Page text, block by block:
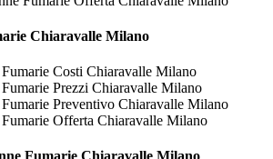
Chiaravalle Milano
Costi Chiaravalle Milano
Prezzi Chiaravalle Milano
Preventivo Chiaravalle Milano
Offerta Chiaravalle Milano